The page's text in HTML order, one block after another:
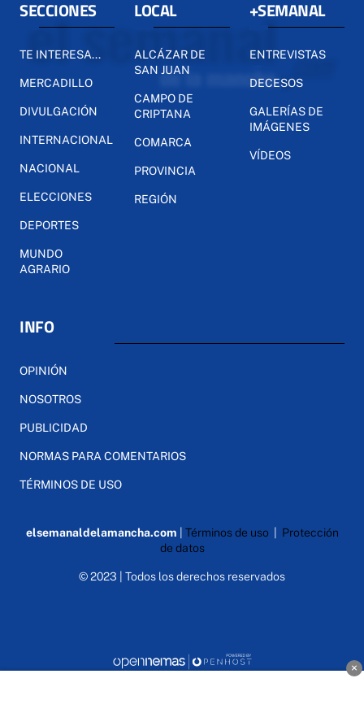
SECCIONES
TE INTERESA...
MERCADILLO
DIVULGACIÓN
INTERNACIONAL
NACIONAL
ELECCIONES
DEPORTES
MUNDO
AGRARIO
LOCAL
ALCÁZAR DE
SAN JUAN
CAMPO DE
CRIPTANA
COMARCA
PROVINCIA
REGIÓN
+SEMANAL
ENTREVISTAS
DECESOS
GALERÍAS DE
IMÁGENES
VÍDEOS
INFO
OPINIÓN
NOSOTROS
PUBLICIDAD
NORMAS PARA COMENTARIOS
TÉRMINOS DE USO
elsemanaldelamancha.com Términos de uso| Protección
de datos
© 2023 | Todos los derechos reservados
×